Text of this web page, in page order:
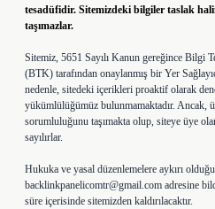
tesadüfidir. Sitemizdeki bilgiler taslak
taşımazlar.
Sitemiz, 5651 Sayılı Kanun gereğince Bilgi
(BTK) tarafından onaylanmış bir Yer
nedenle, sitedeki içerikleri proaktif olarak
yükümlülüğümüz bulunmamaktadır. Ancak,
sorumluluğunu taşımakta olup, siteye üye
sayılırlar.
Hukuka ve yasal düzenlemelere aykırı
backlinkpanelicomtr@gmail.com adresine
süre içerisinde sitemizden kaldırılacaktır.